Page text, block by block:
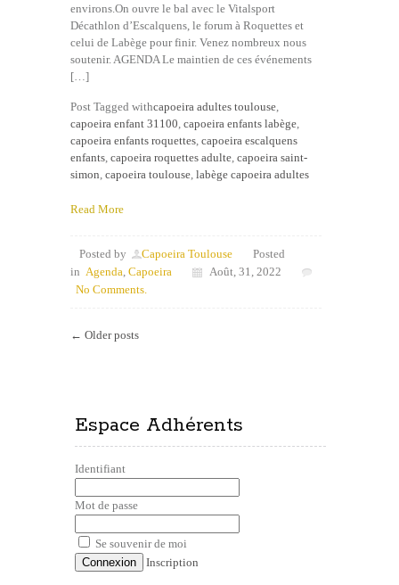
environs.On ouvre le bal avec le Vitalsport
Décathlon d’Escalquens, le forum à Roquettes et
celui de Labège pour finir. Venez nombreux nous
soutenir. AGENDA Le maintien de ces événements
[…]
Post Tagged withcapoeira adultes toulouse
capoeira enfant 31100 capoeira enfants labège
capoeira enfants roquettes capoeira escalquens
enfants capoeira roquettes adulte capoeira saint-
simon capoeira toulouse labège capoeira adultes
Read More
Posted by Capoeira Toulouse
Posted
in Agenda Capoeira
Août, 31, 2022
No Comments.
← Older posts
Espace Adhérents
Identifiant
Mot de passe
Se souvenir de moi
Inscription